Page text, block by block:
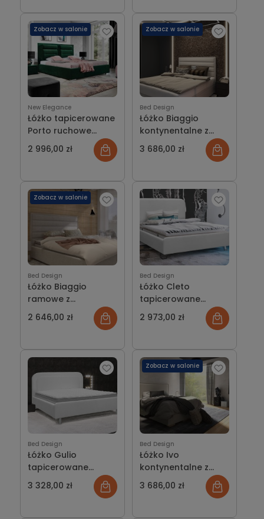
New Elegance
Łóżko tapicerowane
Porto ruchowe
zagłówki
2 996,00 zł
Zobacz w salonie
Bed Design
Łóżko Biaggio
kontynentalne z
pojemnikiem lub bez
3 686,00 zł
Zobacz w salonie
Bed Design
Łóżko Biaggio
ramowe z
pojemnikiem lub bez
2 646,00 zł
Zobacz w salonie
Bed Design
Łóżko Cleto
tapicerowane
wersja Light z
pojemnikiem lub bez
2 973,00 zł
Bed Design
Łóżko Gulio
tapicerowane
wersja Light z
pojemnikiem lub bez
3 328,00 zł
Bed Design
Łóżko Ivo
kontynentalne z
pojemnikiem lub bez
3 686,00 zł
Zobacz w salonie